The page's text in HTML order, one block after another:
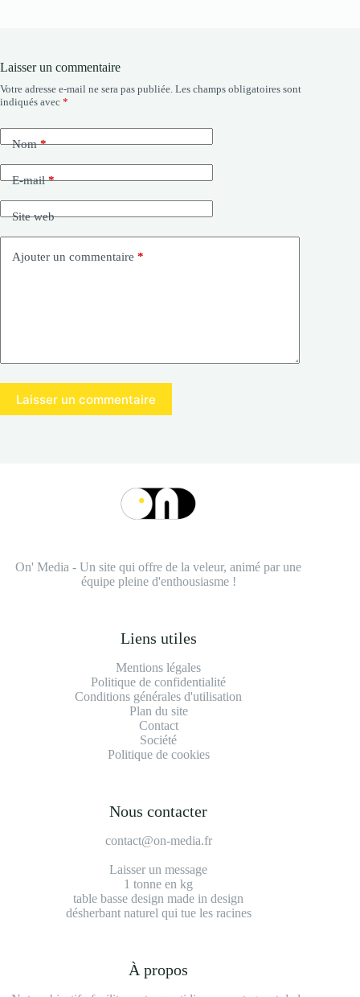
Laisser un commentaire
Votre adresse e-mail ne sera pas publiée. Les champs obligatoires sont
indiqués avec *
Nom*
E-mail*
Site web
Ajouter un commentaire *
Laisser un commentaire
On' Media - Un site qui offre de la veleur, animé par une
équipe pleine d'enthousiasme !
Liens utiles
Mentions légales
Politique de confidentialité
Conditions générales d'utilisation
Plan du site
Contact
Société
Politique de cookies
Nous contacter
contact@on-media.fr
Laisser un message
1 tonne en kg
table basse design made in design
désherbant naturel qui tue les racines
À propos